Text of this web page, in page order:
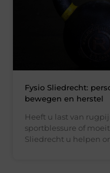
Fysio Sliedrecht:
bewegen en herstel
Heeft u last van
sportblessure of
Sliedrecht u helpen